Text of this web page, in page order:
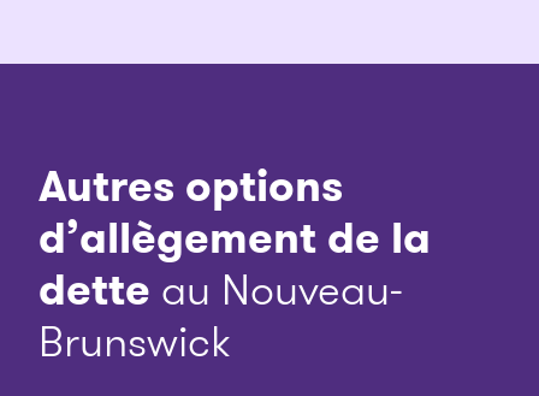
Autres options
d’allègement de la
dette au Nouveau-
Brunswick